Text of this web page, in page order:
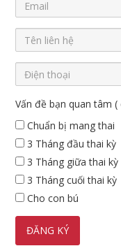
Vấn đề bạn quan tâm
Chuẩn bị mang thai
3 Tháng đầu thai kỳ
3 Tháng giữa thai kỳ
3 Tháng cuối thai kỳ
Cho con bú